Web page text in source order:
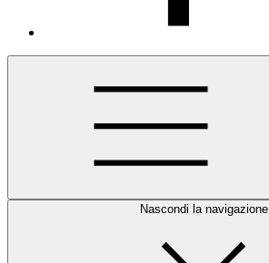
Nascondi la navigazione